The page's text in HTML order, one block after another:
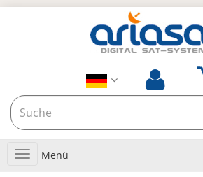
Toggle
navigation
Menü